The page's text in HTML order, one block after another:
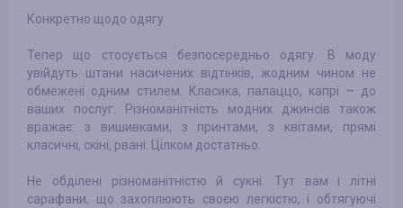
Конкретно щодо одягу
Тепер що стосується безпосередньо одягу. В моду
увійдуть штани насичених відтінків, жодним чином не
обмежені одним стилем. Класика, палаццо, капрі – до
ваших послуг. Різноманітність модних джинсів також
вражає: з вишивками, з принтами, з квітами, прямі
класичні, скіні, рвані. Цілком достатньо.
Не обділені різноманітністю й сукні. Тут вам і літні
сарафани, що захоплюють своєю легкістю, і обтягуючі